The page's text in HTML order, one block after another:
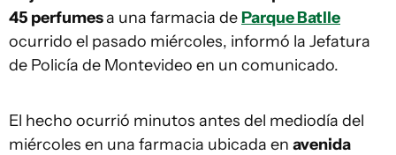
45 perfumesa una farmacia deParque Batlle
ocurrido el pasado miércoles, informó la Jefatura
de Policía de Montevideo en un comunicado.
El hecho ocurrió minutos antes del mediodía del
miércoles en una farmacia ubicada en avenida